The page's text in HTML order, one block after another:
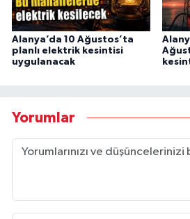
Alanya’da 10 Ağustos’ta
planlı elektrik kesintisi
uygulanacak
Yorumlar